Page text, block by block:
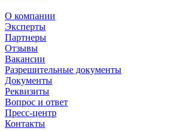
О компании
Эксперты
Партнеры
Отзывы
Вакансии
Разрешительные документы
Документы
Реквизиты
Вопрос и ответ
Пресс-центр
Контакты